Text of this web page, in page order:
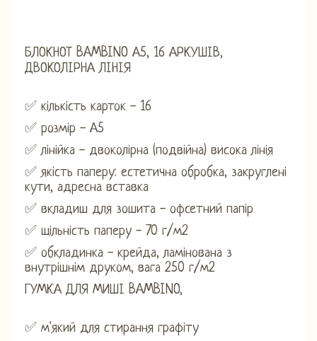
БЛОКНОТ BAMBINO А5, 16 АРКУШІВ,
ДВОКОЛІРНА ЛІНІЯ
✅ кількість карток - 16
✅ розмір - А5
✅ лінійка - двоколірна (подвійна) висока лінія
✅ якість паперу: естетична обробка, закруглені
кути, адресна вставка
✅ вкладиш для зошита - офсетний папір
✅ щільність паперу - 70 г/м2
✅ обкладинка - крейда, ламінована з
внутрішнім друком, вага 250 г/м2
ГУМКА ДЛЯ МИШІ BAMBINO,
✅ м'який для стирання графіту